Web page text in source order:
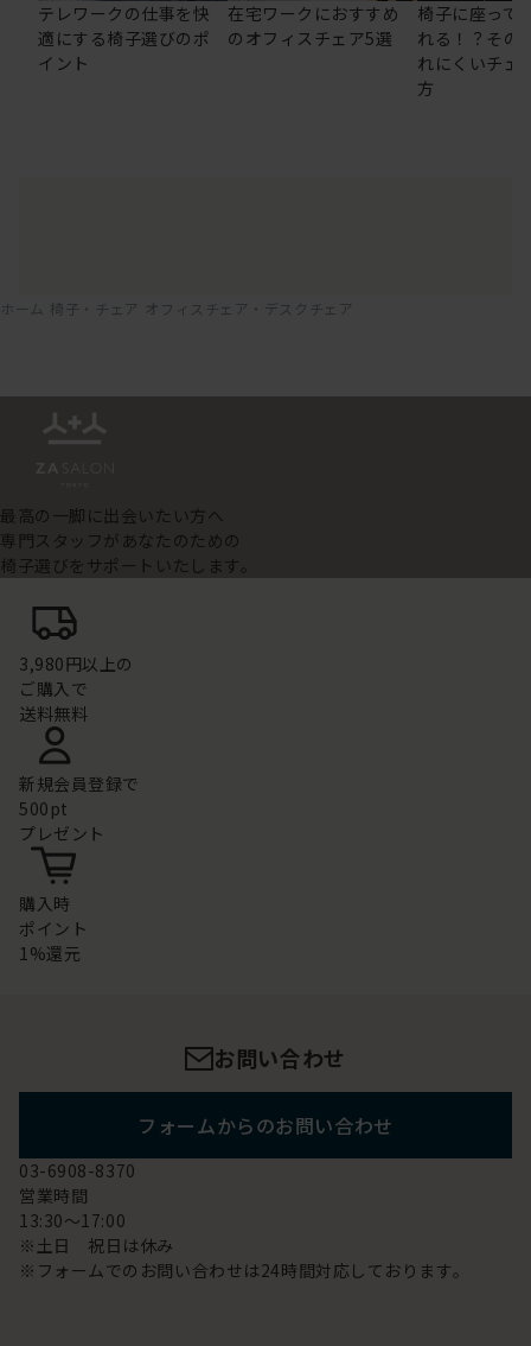
テレワークの仕事を快
適にする椅子選びのポ
イント
在宅ワークにおすすめ
のオフィスチェア5選
椅子に座って
れる！？その
れにくいチェ
方
ホーム 椅子・チェア オフィスチェア・デスクチェア
最高の一脚に出会いたい方へ
専門スタッフがあなたのための
椅子選びをサポートいたします。
3,980円以上の
ご購入で
送料無料
新規会員登録で
500pt
プレゼント
購入時
ポイント
1%還元
お問い合わせ
フォームからのお問い合わせ
03-6908-8370
営業時間
13:30～17:00
※土日 祝日は休み
※フォームでのお問い合わせは24時間対応しております。